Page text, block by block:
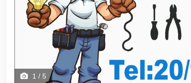
1 / 5